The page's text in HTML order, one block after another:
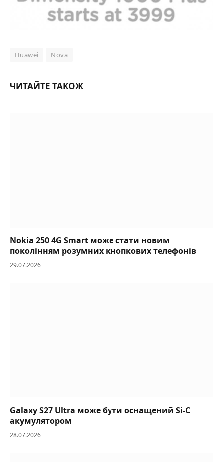
Huawei Nova
ЧИТАЙТЕ ТАКОЖ
Nokia 250 4G Smart може стати новим
поколінням розумних кнопкових телефонів
29.07.2026
Galaxy S27 Ultra може бути оснащений Si-C
акумулятором
28.07.2026